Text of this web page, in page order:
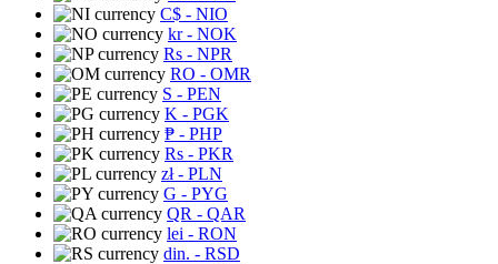
C$ - NIO
kr- NOK
Rs - NPR
RO - OMR
S - PEN
K - PGK
₱ - PHP
Rs - PKR
zł- PLN
G - PYG
QR - QAR
lei - RON
din. - RSD